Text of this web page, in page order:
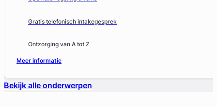
Gratis telefonisch intakegesprek
Ontzorging van A tot Z
Meer informatie
Bekijk alle onderwerpen